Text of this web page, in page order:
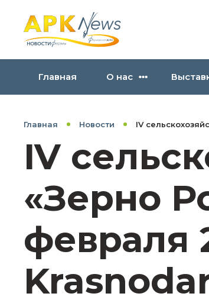
Главная О нас
Главная Новости IV
IV
«Зерно
февраля